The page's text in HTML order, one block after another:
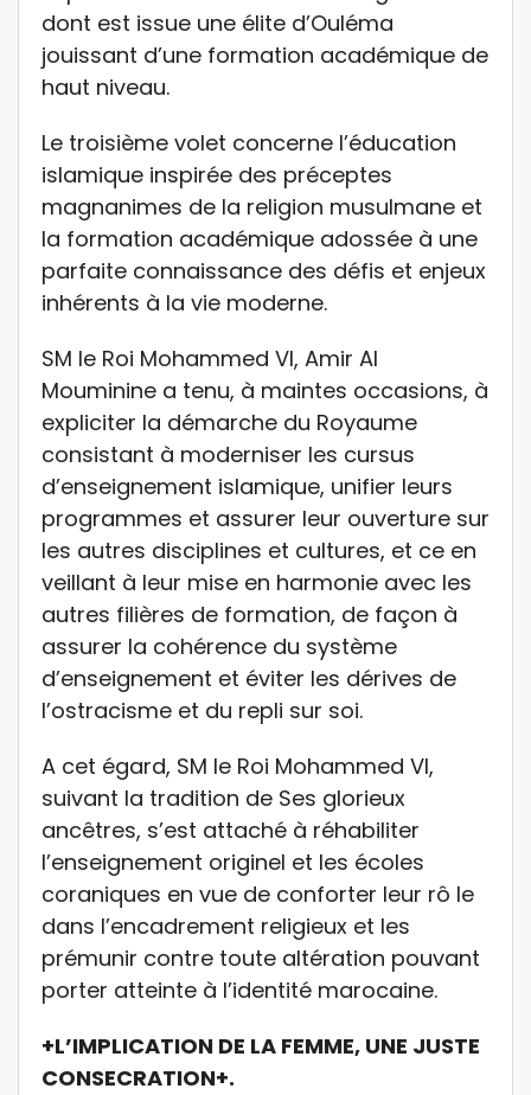
dont est issue une élite d’Ouléma
jouissant d’une formation académique de
haut niveau.
Le troisième volet concerne l’éducation
islamique inspirée des préceptes
magnanimes de la religion musulmane et
la formation académique adossée à une
parfaite connaissance des défis et enjeux
inhérents à la vie moderne.
SM le Roi Mohammed VI, Amir Al
Mouminine a tenu, à maintes occasions, à
expliciter la démarche du Royaume
consistant à moderniser les cursus
d’enseignement islamique, unifier leurs
programmes et assurer leur ouverture sur
les autres disciplines et cultures, et ce en
veillant à leur mise en harmonie avec les
autres filières de formation, de façon à
assurer la cohérence du système
d’enseignement et éviter les dérives de
l’ostracisme et du repli sur soi.
A cet égard, SM le Roi Mohammed VI,
suivant la tradition de Ses glorieux
ancêtres, s’est attaché à réhabiliter
l’enseignement originel et les écoles
coraniques en vue de conforter leur rô le
dans l’encadrement religieux et les
prémunir contre toute altération pouvant
porter atteinte à l’identité marocaine.
+L’IMPLICATION DE LA FEMME, UNE JUSTE
CONSECRATION+.